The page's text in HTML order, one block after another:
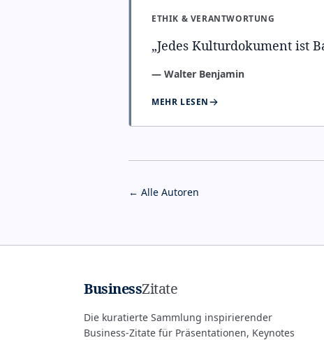
ETHIK & VERANTWORTUNG
„Jedes Kulturdokument ist
— Walter Benjamin
MEHR LESEN
← Alle Autoren
BusinessZitate
Die kuratierte Sammlung inspirierender
Business-Zitate für Präsentationen, Keynotes